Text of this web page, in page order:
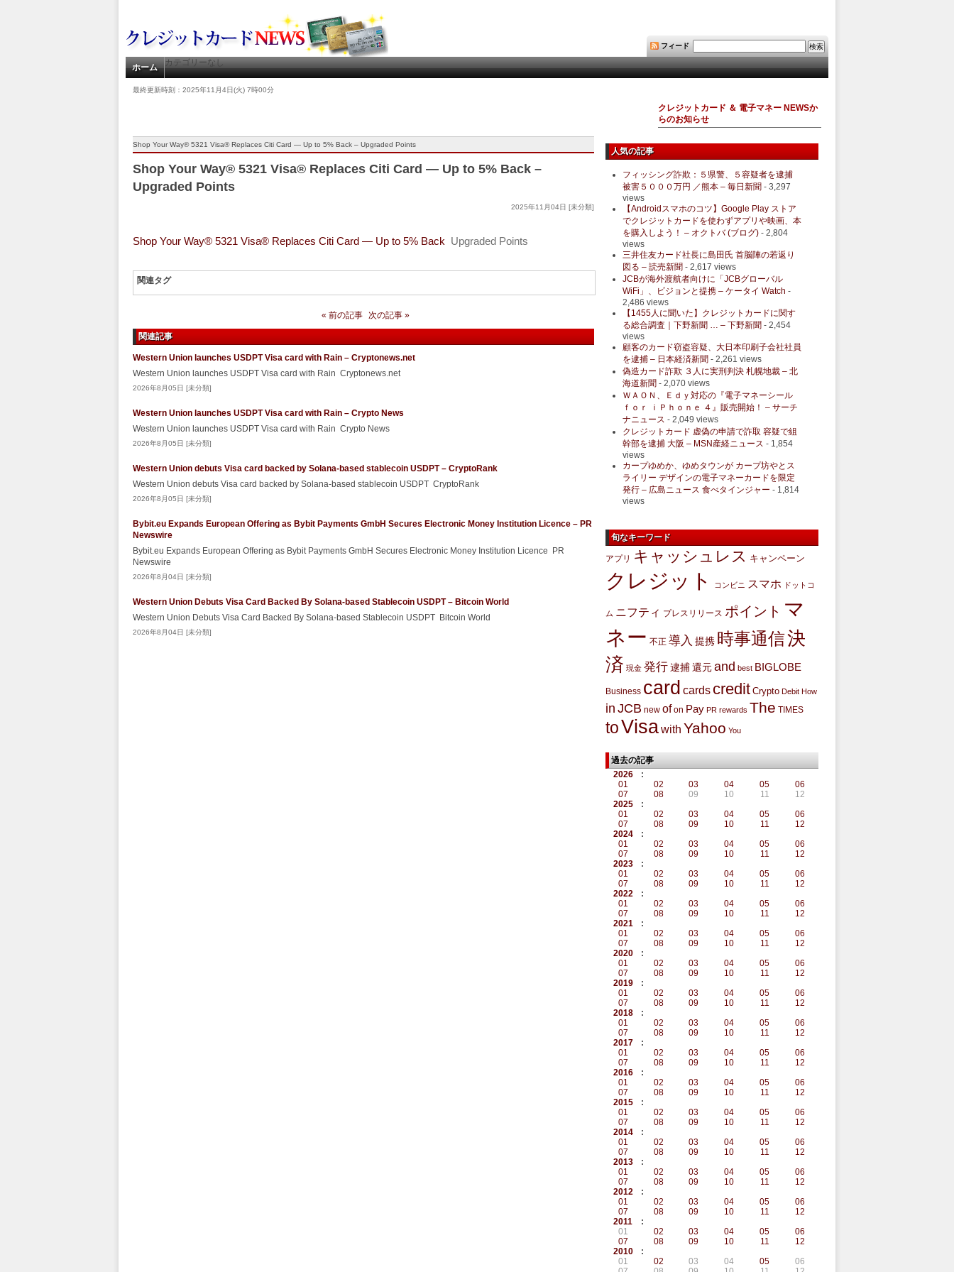
フィード
ホーム カテゴリーなし
最終更新時刻：2025年11月4日(火) 7時00分
クレジットカード ＆ 電子マネー NEWSか
らのお知らせ
Shop Your Way® 5321 Visa® Replaces Citi Card — Up to 5% Back – Upgraded Points
Shop Your Way® 5321 Visa® Replaces Citi Card — Up to 5% Back –
Upgraded Points
2025年11月04日 [未分類]
Shop Your Way® 5321 Visa® Replaces Citi Card — Up to 5% Back Upgraded Points
関連タグ
« 前の記事 次の記事 »
関連記事
Western Union launches USDPT Visa card with Rain – Cryptonews.net
Western Union launches USDPT Visa card with Rain Cryptonews.net
2026年8月05日 [未分類]
Western Union launches USDPT Visa card with Rain – Crypto News
Western Union launches USDPT Visa card with Rain Crypto News
2026年8月05日 [未分類]
Western Union debuts Visa card backed by Solana-based stablecoin USDPT – CryptoRank
Western Union debuts Visa card backed by Solana-based stablecoin USDPT CryptoRank
2026年8月05日 [未分類]
Bybit.eu Expands European Offering as Bybit Payments GmbH Secures Electronic Money Institution Licence – PR
Newswire
Bybit.eu Expands European Offering as Bybit Payments GmbH Secures Electronic Money Institution Licence PR
Newswire
2026年8月04日 [未分類]
Western Union Debuts Visa Card Backed By Solana-based Stablecoin USDPT – Bitcoin World
Western Union Debuts Visa Card Backed By Solana-based Stablecoin USDPT Bitcoin World
2026年8月04日 [未分類]
人気の記事
フィッシング詐欺：５県警、５容疑者を逮捕
被害５０００万円 ／熊本 – 毎日新聞 - 3,297
views
【Androidスマホのコツ】Google Play ストア
でクレジットカードを使わずアプリや映画、本
を購入しよう！ – オクトバ (ブログ) - 2,804
views
三井住友カード社長に島田氏 首脳陣の若返り
図る – 読売新聞 - 2,617 views
JCBが海外渡航者向けに「JCBグローバル
WiFi」、ビジョンと提携 – ケータイ Watch -
2,486 views
【1455人に聞いた】クレジットカードに関す
る総合調査｜下野新聞 … – 下野新聞 - 2,454
views
顧客のカード窃盗容疑、大日本印刷子会社社員
を逮捕 – 日本経済新聞 - 2,261 views
偽造カード詐欺 ３人に実刑判決 札幌地裁 – 北
海道新聞 - 2,070 views
ＷＡＯＮ、Ｅｄｙ対応の『電子マネーシール
ｆｏｒ ｉＰｈｏｎｅ ４』販売開始！ – サーチ
ナニュース - 2,049 views
クレジットカード 虚偽の申請で詐取 容疑で組
幹部を逮捕 大阪 – MSN産経ニュース - 1,854
views
カープゆめか、ゆめタウンが カープ坊やとス
ライリー デザインの電子マネーカードを限定
発行 – 広島ニュース 食べタインジャー - 1,814
views
旬なキーワード
アプリ キャッシュレス キャンペーン
クレジット コンビニ スマホ ドットコ
ム ニフティ プレスリリース ポイント マ
ネー 不正 導入 提携 時事通信決
済 現金 発行 逮捕 還元and best BIGLOBE
Business card cards credit Crypto Debit How
in JCB new of on Pay PR rewards The TIMES
toVisawith Yahoo You
過去の記事
2026
:
01
02 03 04 05
06
07
08 09 10 11
12
2025
:
01
02 03 04 05
06
07
08 09 10 11
12
2024
:
01
02 03 04 05
06
07
08 09 10 11
12
2023
:
01
02 03 04 05
06
07
08 09 10 11
12
2022
:
01
02 03 04 05
06
07
08 09 10 11
12
2021
:
01
02 03 04 05
06
07
08 09 10 11
12
2020
:
01
02 03 04 05
06
07
08 09 10 11
12
2019
:
01
02 03 04 05
06
07
08 09 10 11
12
2018
:
01
02 03 04 05
06
07
08 09 10 11
12
2017
:
01
02 03 04 05
06
07
08 09 10 11
12
2016
:
01
02 03 04 05
06
07
08 09 10 11
12
2015
:
01
02 03 04 05
06
07
08 09 10 11
12
2014
:
01
02 03 04 05
06
07
08 09 10 11
12
2013
:
01
02 03 04 05
06
07
08 09 10 11
12
2012
:
01
02 03 04 05
06
07
08 09 10 11
12
2011
:
01
02 03 04 05
06
07
08 09 10 11
12
2010
:
01
02 03 04 05
06